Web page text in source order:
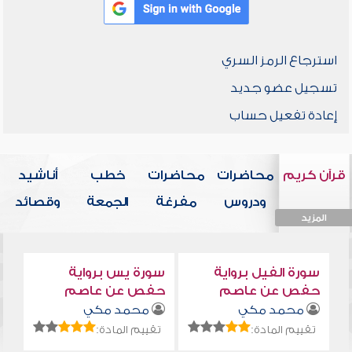
استرجاع الرمز السري
تسجيل عضو جديد
إعادة تفعيل حساب
قرآن كريم
المزيد
محاضرات
ودروس
محاضرات
مفرغة
خطب
الجمعة
أناشيد
وقصائد
سورة الفيل برواية
حفص عن عاصم
محمد مكي
تقييم المادة:
سورة يس برواية
حفص عن عاصم
محمد مكي
تقييم المادة: